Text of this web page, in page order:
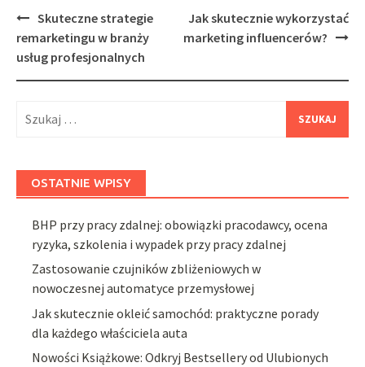
Post
navigation
Skuteczne strategie
remarketingu w branży
usług profesjonalnych
Jak skutecznie wykorzystać
marketing influencerów?
OSTATNIE WPISY
BHP przy pracy zdalnej: obowiązki pracodawcy, ocena
ryzyka, szkolenia i wypadek przy pracy zdalnej
Zastosowanie czujników zbliżeniowych w
nowoczesnej automatyce przemysłowej
Jak skutecznie okleić samochód: praktyczne porady
dla każdego właściciela auta
Nowości Książkowe: Odkryj Bestsellery od Ulubionych